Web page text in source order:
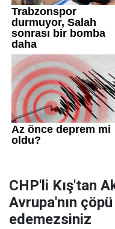
CHP'li Kış'tan
Avrupa'nın
edemezsiniz